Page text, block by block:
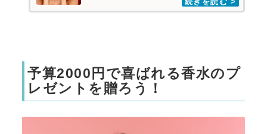
予算2000円で喜ばれる香水のプ
レゼントを贈ろう！